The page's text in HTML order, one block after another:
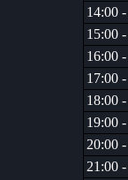
14:00
15:00
16:00
17:00
18:00
19:00
20:00
21:00